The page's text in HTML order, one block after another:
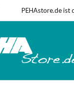
PEHAstore.de ist